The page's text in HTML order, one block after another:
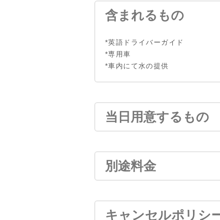
含まれるもの
*英語ドライバーガイド
*専用車
*車内にて水の提供
当日用意するもの
別途料金
キャンセルポリシ